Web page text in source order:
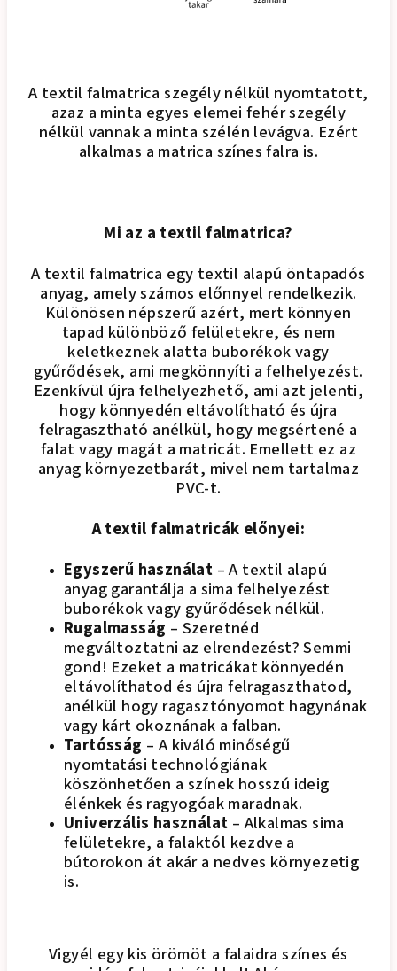
A textil falmatrica szegély nélkül nyomtatott,
azaz a minta egyes elemei fehér szegély
nélkül vannak a minta szélén levágva. Ezért
alkalmas a matrica színes falra is.
Mi az a textil falmatrica?
A textil falmatrica egy textil alapú öntapadós
anyag, amely számos előnnyel rendelkezik.
Különösen népszerű azért, mert könnyen
tapad különböző felületekre, és nem
keletkeznek alatta buborékok vagy
gyűrődések, ami megkönnyíti a felhelyezést.
Ezenkívül újra felhelyezhető, ami azt jelenti,
hogy könnyedén eltávolítható és újra
felragasztható anélkül, hogy megsértené a
falat vagy magát a matricát. Emellett ez az
anyag környezetbarát, mivel nem tartalmaz
PVC-t.
A textil falmatricák előnyei:
Egyszerű használat – A textil alapú
anyag garantálja a sima felhelyezést
buborékok vagy gyűrődések nélkül.
Rugalmasság – Szeretnéd
megváltoztatni az elrendezést? Semmi
gond! Ezeket a matricákat könnyedén
eltávolíthatod és újra felragaszthatod,
anélkül hogy ragasztónyomot hagynának
vagy kárt okoznának a falban.
Tartósság – A kiváló minőségű
nyomtatási technológiának
köszönhetően a színek hosszú ideig
élénkek és ragyogóak maradnak.
Univerzális használat – Alkalmas sima
felületekre, a falaktól kezdve a
bútorokon át akár a nedves környezetig
is.
Vigyél egy kis örömöt a falaidra színes és